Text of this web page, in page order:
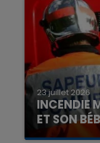
23 juillet 2026
INCENDIE
ET SON
Un homme